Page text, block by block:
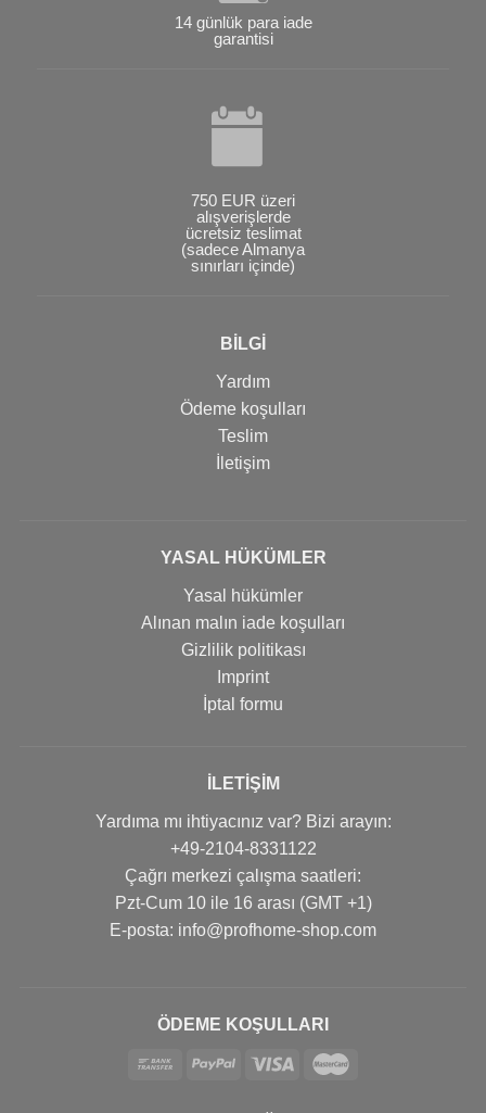
14 günlük para iade
garantisi
750 EUR üzeri
alışverişlerde
ücretsiz teslimat
(sadece Almanya
sınırları içinde)
BİLGİ
Yardım
Ödeme koşulları
Teslim
İletişim
YASAL HÜKÜMLER
Yasal hükümler
Alınan malın iade koşulları
Gizlilik politikası
Imprint
İptal formu
İLETIŞIM
Yardıma mı ihtiyacınız var? Bizi arayın:
+49-2104-8331122
Çağrı merkezi çalışma saatleri:
Pzt-Cum 10 ile 16 arası (GMT +1)
Е-posta: info@profhome-shop.com
ÖDEME KOŞULLARI